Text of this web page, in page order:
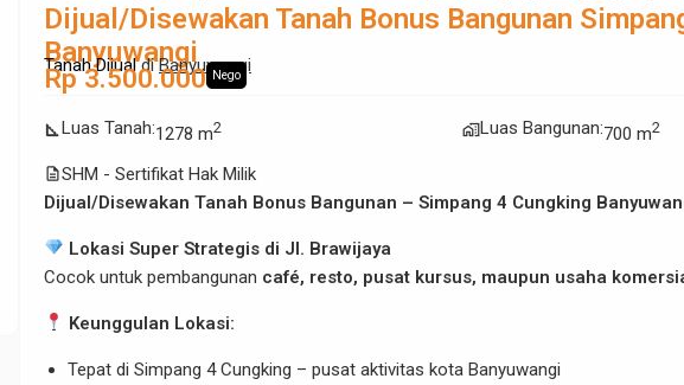
Dijual/Disewakan Tanah Bonus Bangunan
Banyuwangi
Tanah Dijual diBanyuwangi
Rp 3.500.000 Nego
square_footLuas Tanah:1278 m2 maps_home_workLuas Bangunan:700 m2
descriptionSHM - Sertifikat Hak Milik
Dijual/Disewakan Tanah Bonus Bangunan – Simpang 4 Cungking
Lokasi Super Strategis di Jl. Brawijaya
Cocok untuk pembangunan café, resto, pusat kursus, maupun usaha
Keunggulan Lokasi:
Tepat di Simpang 4 Cungking – pusat aktivitas kota Banyuwangi